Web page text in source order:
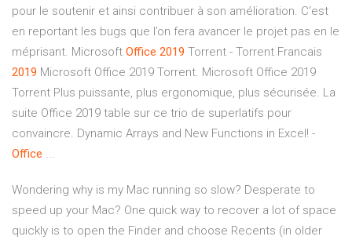
pour le soutenir et ainsi contribuer à son amélioration. C’est
en reportant les bugs que l’on fera avancer le projet pas en le
méprisant. Microsoft Office 2019 Torrent - Torrent Francais
2019 Microsoft Office 2019 Torrent. Microsoft Office 2019
Torrent Plus puissante, plus ergonomique, plus sécurisée. La
suite Office 2019 table sur ce trio de superlatifs pour
convaincre. Dynamic Arrays and New Functions in Excel! -
Office ...
Wondering why is my Mac running so slow? Desperate to
speed up your Mac? One quick way to recover a lot of space
quickly is to open the Finder and choose Recents (in older